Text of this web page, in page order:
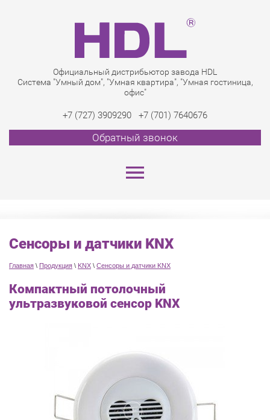
Официальный дистрибьютор завода HDL
Система "Умный дом", "Умная квартира", "Умная гостиница,
офис"
+7 (727) 3909290 +7 (701) 7640676
Обратный звонок
Сенсоры и датчики KNX
Главная \ Продукция \ KNX \ Сенсоры и датчики KNX
Компактный потолочный
ультразвуковой сенсор KNX